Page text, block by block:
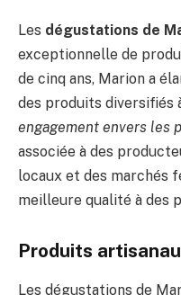
Les dégustations de
exceptionnelle de
de cinq ans, Marion a
des produits diversifiés
engagement envers les
associée à des
locaux et des marchés
meilleure qualité à des
Produits
Les dégustations de